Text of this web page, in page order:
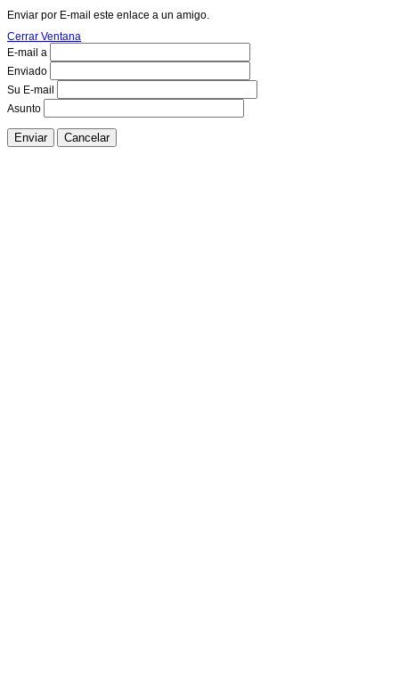
Enviar por E-mail este enlace a un amigo.
Cerrar Ventana
E-mail a
Enviado
Su E-mail
Asunto
Enviar Cancelar